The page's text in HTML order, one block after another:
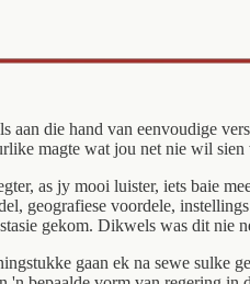
aan die hand van eenvoudige
magte wat jou net nie wil sien
as jy mooi luister, iets baie
geografiese voordele,
gekom. Dikwels was dit nie
gaan ek na sewe sulke